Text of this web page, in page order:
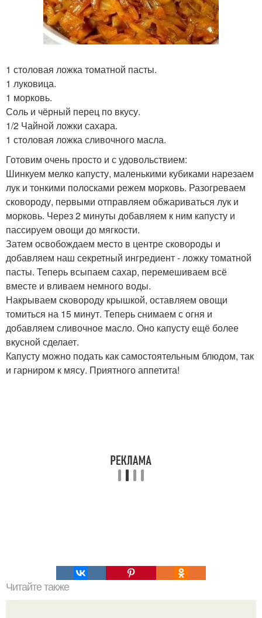
1 столовая ложка томатной пасты.
1 луковица.
1 морковь.
Соль и чёрный перец по вкусу.
1/2 Чайной ложки сахара.
1 столовая ложка сливочного масла.
Готовим очень просто и с удовольствием:
Шинкуем мелко капусту, маленькими кубиками нарезаем
лук и тонкими полосками режем морковь. Разогреваем
сковороду, первыми отправляем обжариваться лук и
морковь. Через 2 минуты добавляем к ним капусту и
пассируем овощи до мягкости.
Затем освобождаем место в центре сковороды и
добавляем наш секретный ингредиент - ложку томатной
пасты. Теперь всыпаем сахар, перемешиваем всё
вместе и вливаем немного воды.
Накрываем сковороду крышкой, оставляем овощи
томиться на 15 минут. Теперь снимаем с огня и
добавляем сливочное масло. Оно капусту ещё более
вкусной сделает.
Капусту можно подать как самостоятельным блюдом, так
и гарниром к мясу. Приятного аппетита!
Читайте также